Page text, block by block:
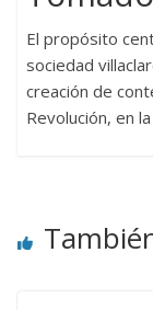
El propósito
sociedad
creación de
Revolución, en